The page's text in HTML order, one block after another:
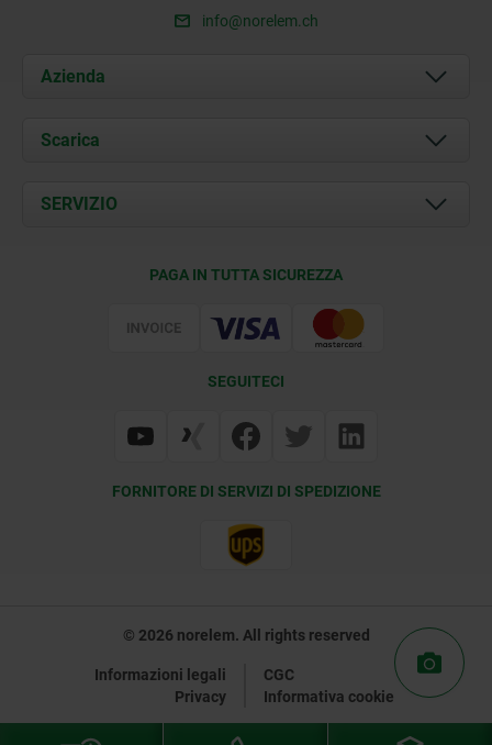
info@norelem.ch
Azienda
Chi siamo
Contatti
Scarica
Documents
SERVIZIO
PAGA IN TUTTA SICUREZZA
SEGUITECI
FORNITORE DI SERVIZI DI SPEDIZIONE
© 2026 norelem. All rights reserved
Informazioni legali
CGC
Privacy
Informativa cookie